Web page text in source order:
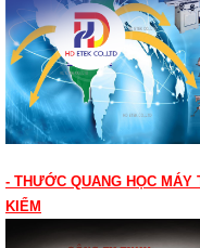
- THƯỚC QUANG HỌC MÁY
KIỂM